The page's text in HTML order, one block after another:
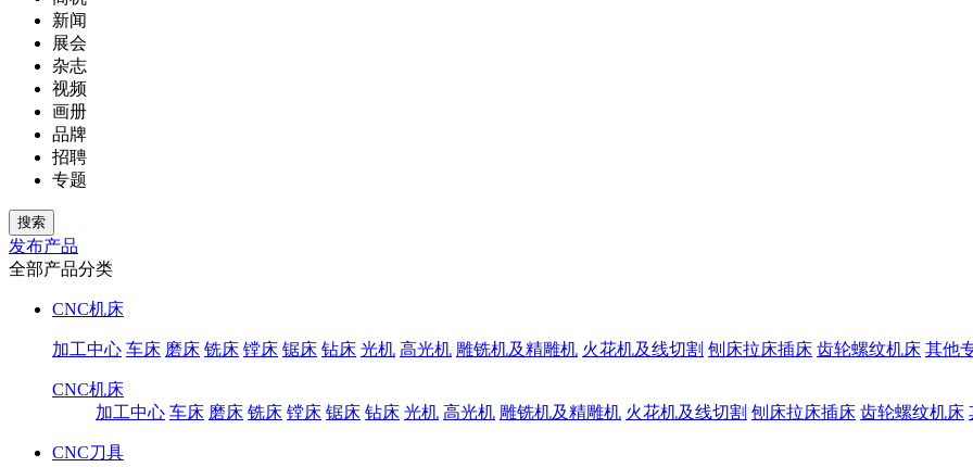
新闻
展会
杂志
视频
画册
品牌
招聘
专题
发布产品
全部产品分类
CNC机床
加工中心 车床 磨床 铣床 镗床 锯床 钻床 光机 高光机 雕铣机及精雕机 火花机及线切割 刨床拉床插床 齿轮螺纹机床 其他
CNC机床
加工中心 车床 磨床 铣床 镗床 锯床 钻床 光机 高光机 雕铣机及精雕机 火花机及线切割 刨床拉床插床 齿轮螺纹机床
CNC刀具